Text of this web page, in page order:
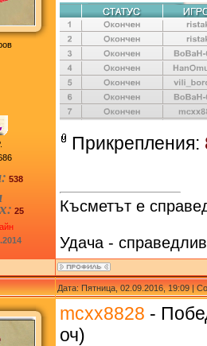
538
25
Прикрепления:
Късметът е
Удача -
Дата: Пятница, 02.09.2016, 19:09 |
mcxx8828 -
оч)